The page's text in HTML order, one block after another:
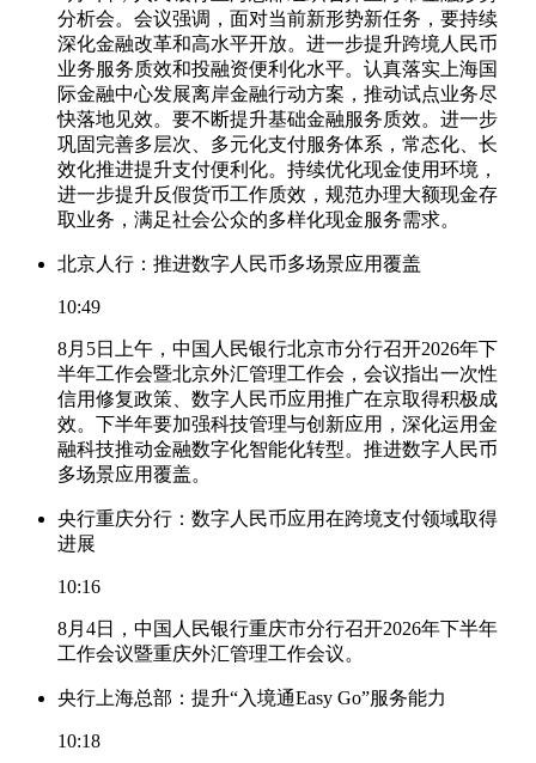
分析会。会议强调，面对当前新形势新任务，要持续
深化金融改革和高水平开放。进一步提升跨境人民币
业务服务质效和投融资便利化水平。认真落实上海国
际金融中心发展离岸金融行动方案，推动试点业务尽
快落地见效。要不断提升基础金融服务质效。进一步
巩固完善多层次、多元化支付服务体系，常态化、长
效化推进提升支付便利化。持续优化现金使用环境，
进一步提升反假货币工作质效，规范办理大额现金存
取业务，满足社会公众的多样化现金服务需求。
北京人行：推进数字人民币多场景应用覆盖
10:49
8月5日上午，中国人民银行北京市分行召开2026年下
半年工作会暨北京外汇管理工作会，会议指出一次性
信用修复政策、数字人民币应用推广在京取得积极成
效。下半年要加强科技管理与创新应用，深化运用金
融科技推动金融数字化智能化转型。推进数字人民币
多场景应用覆盖。
央行重庆分行：数字人民币应用在跨境支付领域取得
进展
10:16
8月4日，中国人民银行重庆市分行召开2026年下半年
工作会议暨重庆外汇管理工作会议。
央行上海总部：提升“入境通Easy Go”服务能力
10:18